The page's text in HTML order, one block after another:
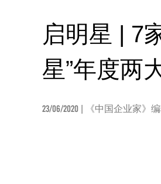
启明星 | 7
星”年度两
23/06/2020 | 《中国企业家》